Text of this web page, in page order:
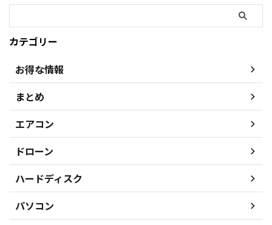
カテゴリー
お得な情報
まとめ
エアコン
ドローン
ハードディスク
パソコン